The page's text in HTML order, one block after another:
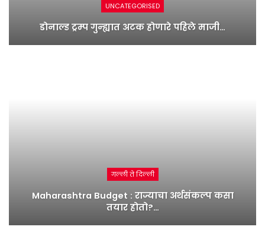
UNCATEGORISED
डोनाल्ड ट्रम्प गुन्ह्यात अटक होणारे पहिले माजी…
गल्ली ते दिल्ली
Maharashtra Budget : राज्याचा अर्थसंकल्प कसा
तयार होतो?…